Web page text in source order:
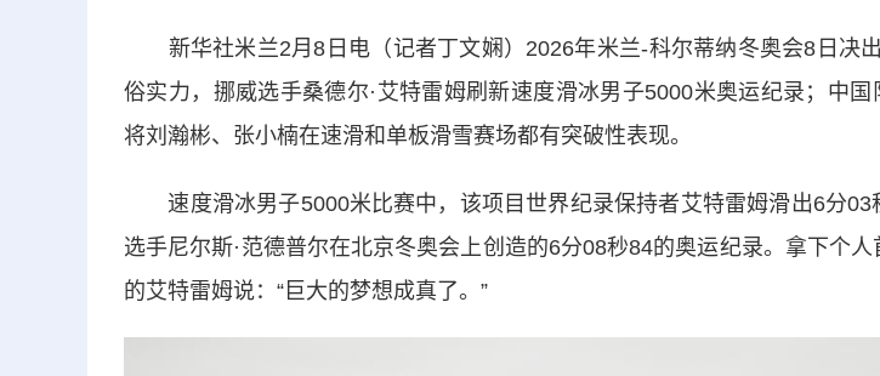
新华社米兰2月8日电（记者丁文娴）2026年米兰-科尔蒂纳冬奥会8日决
俗实力，挪威选手桑德尔·艾特雷姆刷新速度滑冰男子5000米奥运纪录；中
将刘瀚彬、张小楠在速滑和单板滑雪赛场都有突破性表现。
速度滑冰男子5000米比赛中，该项目世界纪录保持者艾特雷姆滑出6分03
选手尼尔斯·范德普尔在北京冬奥会上创造的6分08秒84的奥运纪录。拿下个
的艾特雷姆说：“巨大的梦想成真了。”